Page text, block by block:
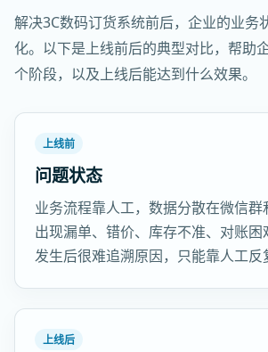
解决3C数码订货系统前后，企业的业务
化。以下是上线前后的典型对比，帮助
个阶段，以及上线后能达到什么效果。
上线前
问题状态
业务流程靠人工，数据分散在微信群
出现漏单、错价、库存不准、对账
发生后很难追溯原因，只能靠人工反
上线后